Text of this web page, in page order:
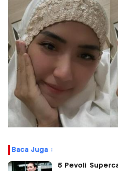
Baca Juga :
5 Pevoli